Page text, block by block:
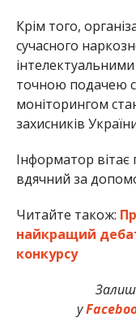
Крім того,
сучасного
точною подачею
моніторингом
захисників
Інформатор вітає
вдячний за
Читайте також:
найкращий
конкурсу
у